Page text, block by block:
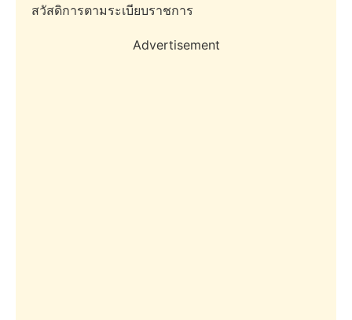
สวัสดิการตามระเบียบราชการ
Advertisement